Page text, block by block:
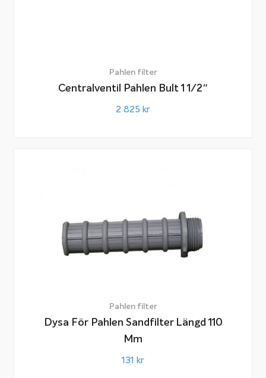
Pahlen filter
Centralventil Pahlen Bult 1 1/2″
2 825 kr
Pahlen filter
Dysa För Pahlen Sandfilter Längd 110
Mm
131 kr